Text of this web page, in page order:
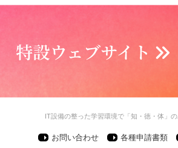
IT設備の整った学習環境で「知・徳・体」
お問い合わせ 各種申請書類